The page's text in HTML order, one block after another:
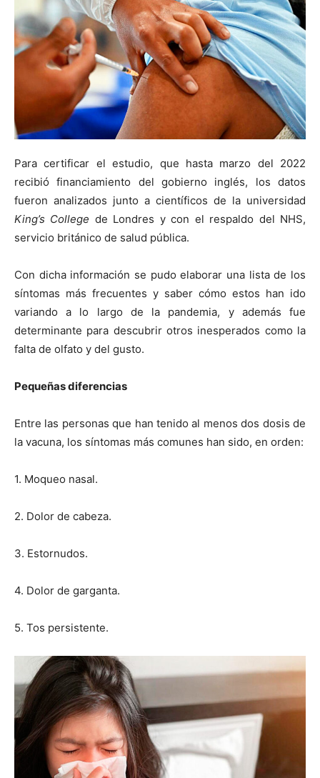
Para certificar el estudio, que hasta marzo del 2022
recibió financiamiento del gobierno inglés, los datos
fueron analizados junto a científicos de la universidad
King’s College de Londres y con el respaldo del NHS,
servicio británico de salud pública.
Con dicha información se pudo elaborar una lista de los
síntomas más frecuentes y saber cómo estos han ido
variando a lo largo de la pandemia, y además fue
determinante para descubrir otros inesperados como la
falta de olfato y del gusto.
Pequeñas diferencias
Entre las personas que han tenido al menos dos dosis de
la vacuna, los síntomas más comunes han sido, en orden:
1. Moqueo nasal.
2. Dolor de cabeza.
3. Estornudos.
4. Dolor de garganta.
5. Tos persistente.